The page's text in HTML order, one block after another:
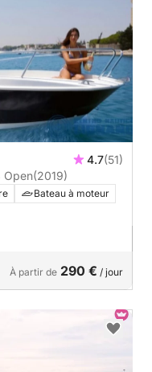
4.7(51)
Open(2019)
Bateau à moteur
À partir de 290 € / jour